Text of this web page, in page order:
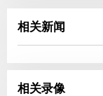
相关新闻
相关录像